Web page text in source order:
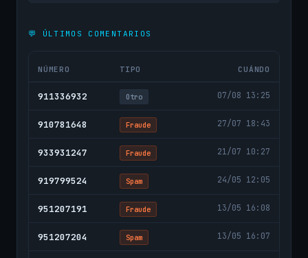
💬 ÚLTIMOS COMENTARIOS
NÚMERO TIPO CUÁNDO
911336932 Otro 07/08 13:25
910781648 Fraude 27/07 18:43
933931247 Fraude 21/07 10:27
919799524 Spam 24/05 12:05
951207191 Fraude 13/05 16:08
951207204 Spam 13/05 16:07